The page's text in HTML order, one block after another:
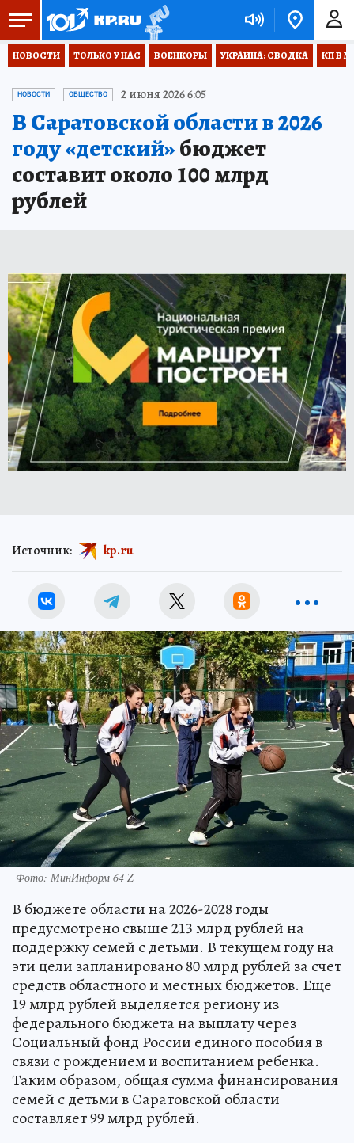
НОВОСТИ ТОЛЬКО У НАС ВОЕНКОРЫ УКРАИНА: СВОДКА КП В
НОВОСТИ ОБЩЕСТВО 2 июня 2026 6:05
В Саратовской области в 2026
году «детский»бюджет
составит около 100 млрд
рублей
Источник: kp.ru
Фото: МинИнформ 64 Z
В бюджете области на 2026-2028 годы
предусмотрено свыше 213 млрд рублей на
поддержку семей с детьми. В текущем году на
эти цели запланировано 80 млрд рублей за счет
средств областного и местных бюджетов. Еще
19 млрд рублей выделяется региону из
федерального бюджета на выплату через
Социальный фонд России единого пособия в
связи с рождением и воспитанием ребенка.
Таким образом, общая сумма финансирования
семей с детьми в Саратовской области
составляет 99 млрд рублей.